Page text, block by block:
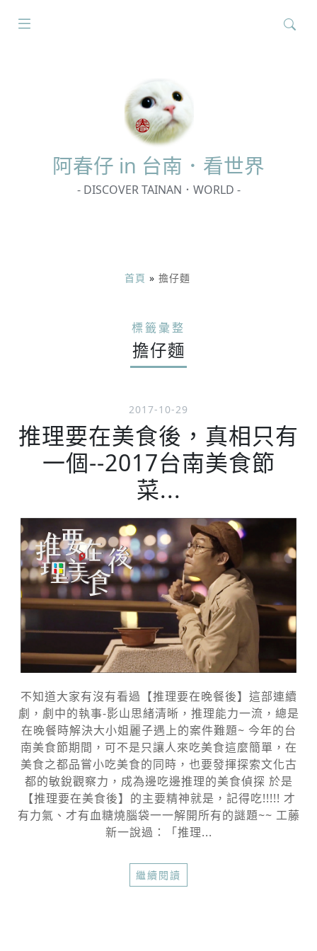
阿春仔 in 台南．看世界
- DISCOVER TAINAN．WORLD -
首頁 » 擔仔麵
標籤彙整
擔仔麵
2017-10-29
推理要在美食後，真相只有
一個--2017台南美食節
菜...
不知道大家有沒有看過【推理要在晚餐後】這部連續
劇，劇中的執事-影山思緒清晰，推理能力一流，總是
在晚餐時解決大小姐麗子遇上的案件難題~ 今年的台
南美食節期間，可不是只讓人來吃美食這麼簡單，在
美食之都品嘗小吃美食的同時，也要發揮探索文化古
都的敏銳觀察力，成為邊吃邊推理的美食偵探 於是
【推理要在美食後】的主要精神就是，記得吃!!!!! 才
有力氣、才有血糖燒腦袋一一解開所有的謎題~~ 工藤
新一說過：「推理...
繼續閱讀